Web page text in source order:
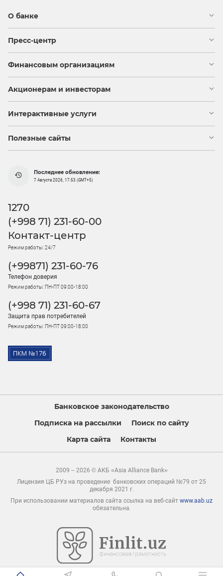
О банке
Пресс-центр
Финансовым организациям
Акционерам и инвесторам
Интерактивные услуги
Полезные сайты
Последнее обновление:
7 Августа 2026, 17:53 (GMT+5)
1270
(+998 71) 231-60-00
Контакт-центр
Режим работы: 24/7
(+99871) 231-60-76
Телефон доверия
Режим работы: ПН-ПТ 09:00-18:00
(+998 71) 231-60-67
Защита прав потребителей
Режим работы: ПН-ПТ 09:00-18:00
Банковское законодательство
Подписка на рассылки
Поиск по сайту
Карта сайта
Контакты
2009 – 2026 © АКБ «Asia Alliance Bank»
Лицензия ЦБ РУз на проведение банковских операций №79 от 25
декабря 2021 г.
При использовании материалов сайта ссылка на веб-сайт www.aab.uz
обязательна.